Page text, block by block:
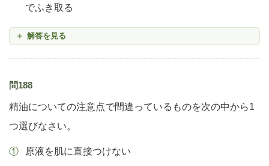
でふき取る
解答を見る
問188
精油についての注意点で間違っているものを次の中から1
つ選びなさい。
原液を肌に直接つけない